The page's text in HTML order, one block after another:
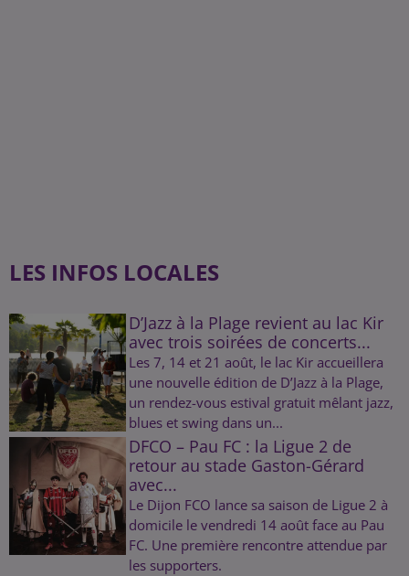
LES INFOS LOCALES
D’Jazz à la Plage revient au lac Kir
avec trois soirées de concerts...
Les 7, 14 et 21 août, le lac Kir accueillera
une nouvelle édition de D’Jazz à la Plage,
un rendez-vous estival gratuit mêlant jazz,
blues et swing dans un...
DFCO – Pau FC : la Ligue 2 de
retour au stade Gaston-Gérard
avec...
Le Dijon FCO lance sa saison de Ligue 2 à
domicile le vendredi 14 août face au Pau
FC. Une première rencontre attendue par
les supporters.